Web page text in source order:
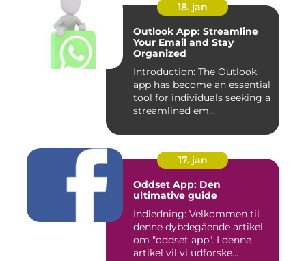
18. jan
Outlook App: Streamline
Your Email and Stay
Organized
Introduction: The Outlook
app has become an essential
tool for individuals seeking a
streamlined em...
17. jan
Oddset App: Den
ultimative guide
Indledning: Velkommen til
denne dybdegående artikel
om "oddset app". I denne
artikel vil vi udforske...